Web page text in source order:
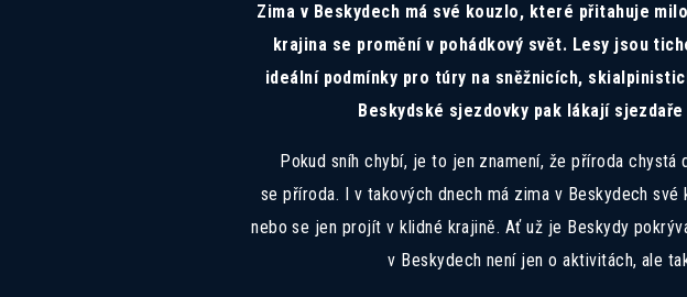
Zima v Beskydech má své kouzlo, které přitahuje
krajina se promění v pohádkový svět. Lesy jsou
ideální podmínky pro túry na sněžnicích,
Beskydské sjezdovky pak lákají
Pokud sníh chybí, je to jen znamení, že příroda
se příroda. I v takových dnech má zima v Beskydech
nebo se jen projít v klidné krajině. Ať už je Beskydy
v Beskydech není jen o aktivitách, ale